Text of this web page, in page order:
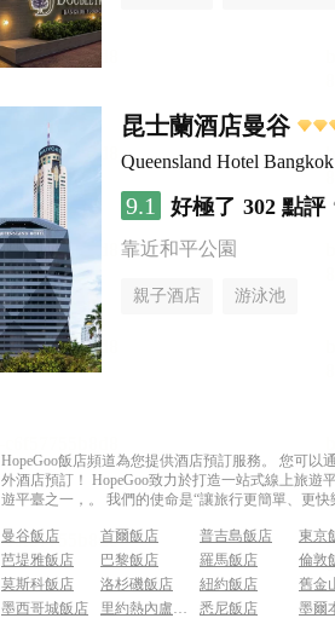
昆士蘭酒店曼谷
Queensland Hotel Bangkok
9.1 好極了 302 點評
靠近和平公園
親子酒店 游泳池
HopeGoo飯店頻道為您提供酒店預訂服務。 您可
外酒店預訂！ HopeGoo致力於打造一站式線上旅
遊平臺之一，。 我們的使命是“讓旅行更簡單、更
曼谷飯店 首爾飯店 普吉島飯店
東京
芭堤雅飯店
巴黎飯店 羅馬飯店
倫敦
莫斯科飯店
洛杉磯飯店 紐約飯店
舊金
墨西哥城飯店
里約熱內盧飯店 悉尼飯店 墨爾